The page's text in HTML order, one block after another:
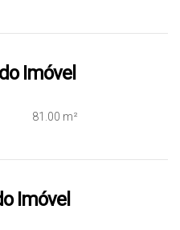
Imóvel
81 .00 m²
Imóvel